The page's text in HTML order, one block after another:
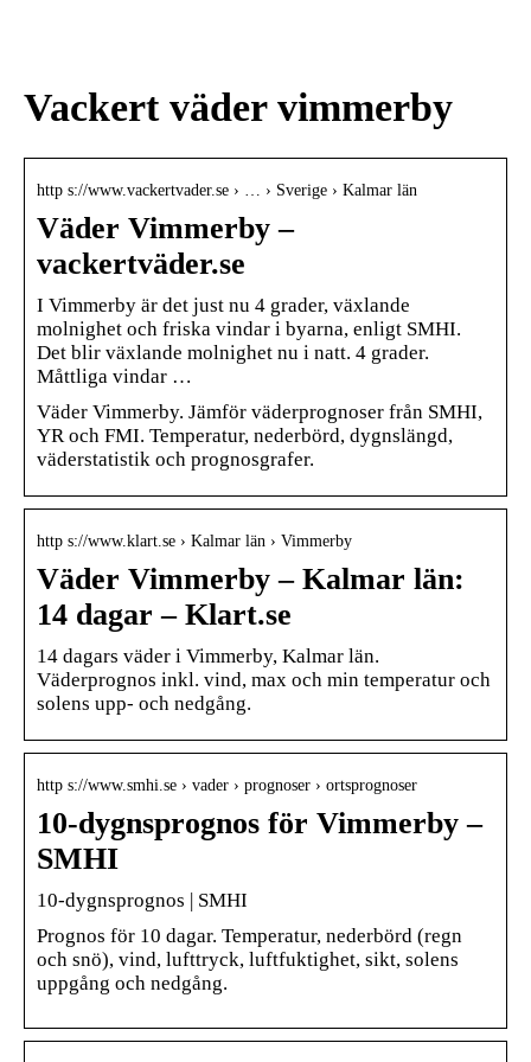
Vackert väder vimmerby
http s://www.vackertvader.se › … › Sverige › Kalmar län
Väder Vimmerby –
vackertväder.se
I Vimmerby är det just nu 4 grader, växlande
molnighet och friska vindar i byarna, enligt SMHI.
Det blir växlande molnighet nu i natt. 4 grader.
Måttliga vindar …
Väder Vimmerby. Jämför väderprognoser från SMHI,
YR och FMI. Temperatur, nederbörd, dygnslängd,
väderstatistik och prognosgrafer.
http s://www.klart.se › Kalmar län › Vimmerby
Väder Vimmerby – Kalmar län:
14 dagar – Klart.se
14 dagars väder i Vimmerby, Kalmar län.
Väderprognos inkl. vind, max och min temperatur och
solens upp- och nedgång.
http s://www.smhi.se › vader › prognoser › ortsprognoser
10-dygnsprognos för Vimmerby –
SMHI
10-dygnsprognos | SMHI
Prognos för 10 dagar. Temperatur, nederbörd (regn
och snö), vind, lufttryck, luftfuktighet, sikt, solens
uppgång och nedgång.